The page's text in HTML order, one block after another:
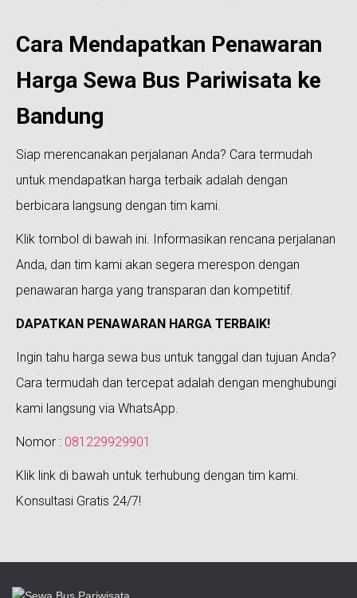
Cara Mendapatkan Penawaran
Harga Sewa Bus Pariwisata ke
Bandung
Siap merencanakan perjalanan Anda? Cara termudah
untuk mendapatkan harga terbaik adalah dengan
berbicara langsung dengan tim kami.
Klik tombol di bawah ini. Informasikan rencana perjalanan
Anda, dan tim kami akan segera merespon dengan
penawaran harga yang transparan dan kompetitif.
DAPATKAN PENAWARAN HARGA TERBAIK!
Ingin tahu harga sewa bus untuk tanggal dan tujuan Anda?
Cara termudah dan tercepat adalah dengan menghubungi
kami langsung via WhatsApp.
Nomor : 081229929901
Klik link di bawah untuk terhubung dengan tim kami.
Konsultasi Gratis 24/7!